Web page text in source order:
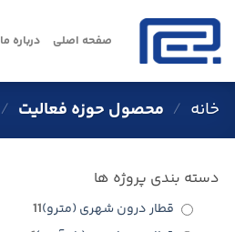
content
صفحه اصلی درباره ما
خانه / محصول حوزه فعالیت /
دسته بندی پروژه ها
قطار درون شهری (مترو)11